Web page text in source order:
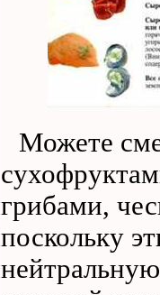
Можете
грибами,
поскольку